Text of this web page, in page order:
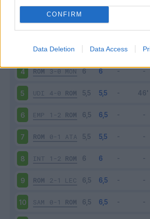
CONFIRM
Data Deletion Data Access
1 SAL 0-1 ROM
JUV 1-1 ROM
4 ROM 3-0 MON
5 UDI 4-0 ROM
6 EMP 1-2 ROM
7 ROM 0-1 ATA
8 INT 1-2 ROM
9 ROM 2-1 LEC
10 SAM 0-1 ROM